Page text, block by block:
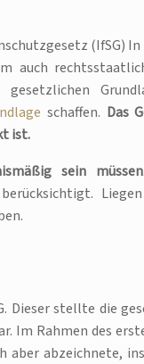
(IfSG)
auch
schaffen. Das
ist.
sein müssen
Dieser stellte die
Im Rahmen des
abzeichnete,